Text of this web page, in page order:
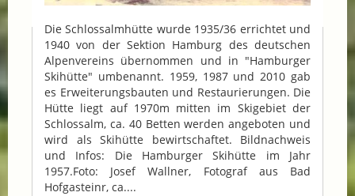
Die Schlossalmhütte wurde 1935/36 errichtet und
1940 von der Sektion Hamburg des deutschen
Alpenvereins übernommen und in "Hamburger
Skihütte" umbenannt. 1959, 1987 und 2010 gab
es Erweiterungsbauten und Restaurierungen. Die
Hütte liegt auf 1970m mitten im Skigebiet der
Schlossalm, ca. 40 Betten werden angeboten und
wird als Skihütte bewirtschaftet. Bildnachweis
und Infos: Die Hamburger Skihütte im Jahr
1957.Foto: Josef Wallner, Fotograf aus Bad
Hofgasteinr, ca....